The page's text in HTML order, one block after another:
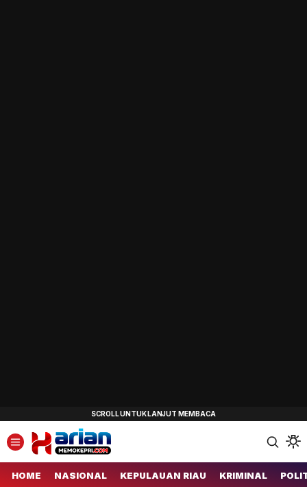
HOME NASIONAL KEPULAUAN RIAU KRIMINAL